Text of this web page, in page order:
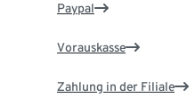
Paypal
Vorauskasse
Zahlung in der Filiale